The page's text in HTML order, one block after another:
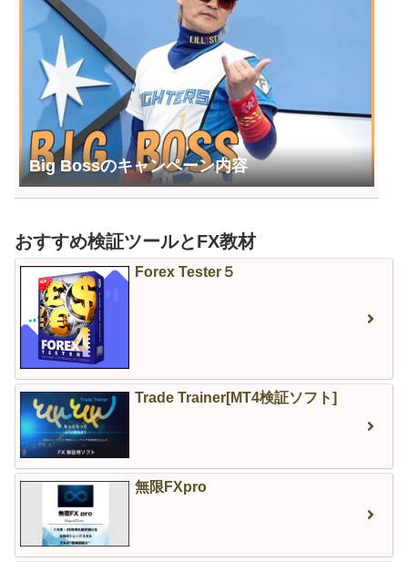
Big Bossのキャンペーン内容
おすすめ検証ツールとFX教材
Forex Tester５
Trade Trainer[MT4検証ソフト]
無限FXpro